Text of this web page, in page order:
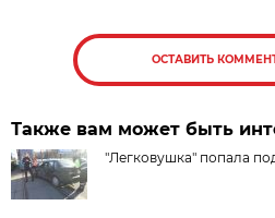
ОСТАВИТЬ
Также вам может быть
"Легковушка" попала